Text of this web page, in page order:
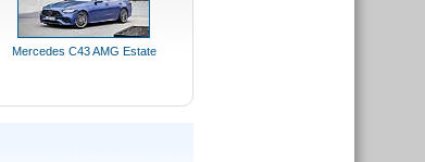
Mercedes C43 AMG Estate